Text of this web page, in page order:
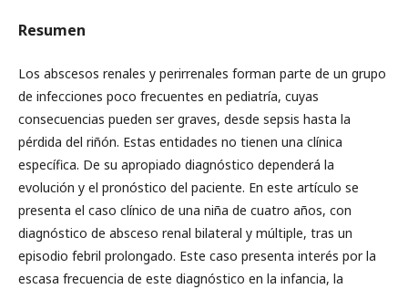
Resumen
Los abscesos renales y perirrenales forman parte de un grupo
de infecciones poco frecuentes en pediatría, cuyas
consecuencias pueden ser graves, desde sepsis hasta la
pérdida del riñón. Estas entidades no tienen una clínica
específica. De su apropiado diagnóstico dependerá la
evolución y el pronóstico del paciente. En este artículo se
presenta el caso clínico de una niña de cuatro años, con
diagnóstico de absceso renal bilateral y múltiple, tras un
episodio febril prolongado. Este caso presenta interés por la
escasa frecuencia de este diagnóstico en la infancia, la